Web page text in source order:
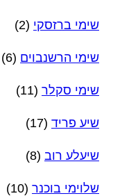
שימי ברזסקי (2)
שימי הרשנבוים (6)
שימי סקלר (11)
שיע פריד (17)
שיעלע רוב (8)
שלוימי בוכנר (10)